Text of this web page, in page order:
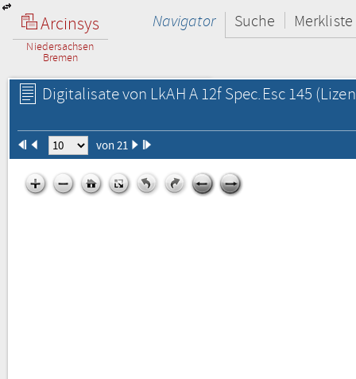
Arcinsys
Niedersachsen
Bremen
Navigator Suche Merkliste
Digitalisate von LkAH A 12f Spec.Esc 145
von 21